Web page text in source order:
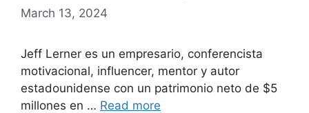
March 13, 2024
Jeff Lerner es un empresario, conferencista
motivacional, influencer, mentor y autor
estadounidense con un patrimonio neto de $5
millones en … Read more